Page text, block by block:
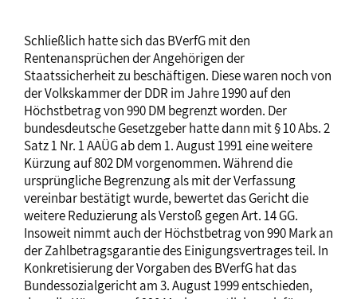
Schließlich hatte sich das BVerfG mit den
Rentenansprüchen der Angehörigen der
Staatssicherheit zu beschäftigen. Diese waren noch von
der Volkskammer der DDR im Jahre 1990 auf den
Höchstbetrag von 990 DM begrenzt worden. Der
bundesdeutsche Gesetzgeber hatte dann mit § 10 Abs. 2
Satz 1 Nr. 1 AAÜG ab dem 1. August 1991 eine weitere
Kürzung auf 802 DM vorgenommen. Während die
ursprüngliche Begrenzung als mit der Verfassung
vereinbar bestätigt wurde, bewertet das Gericht die
weitere Reduzierung als Verstoß gegen Art. 14 GG.
Insoweit nimmt auch der Höchstbetrag von 990 Mark an
der Zahlbetragsgarantie des Einigungsvertrages teil. In
Konkretisierung der Vorgaben des BVerfG hat das
Bundessozialgericht am 3. August 1999 entschieden,